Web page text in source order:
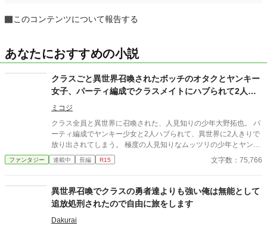
このコンテンツについて報告する
あなたにおすすめの小説
クラスごと異世界召喚されたボッチのオタクとヤンキー
女子、パーティ編成でクラスメイトにハブられて2人だ
けで異世界を生き残る
ミコジ
クラス全員と異世界に召喚された、人見知りの少年大野拓也。 パ
ーティ編成でヤンキー少女と2人ハブられて、異世界に2人きりで
放り出されてしまう。 極度の人見知りなムッツリの少年とヤンキ
ー少女が、ちょっとづつ仲を深めていく物語。 主人公は相手のス
キルを奪うことが出来、その奪ったスキルを仲間に与えることも
き抜いていく
ファンタジー 連載中 長編 R15 文字数：75,766
異世界召喚でクラスの勇者達よりも強い俺は無能として
追放処刑されたので自由に旅をします
Dakurai